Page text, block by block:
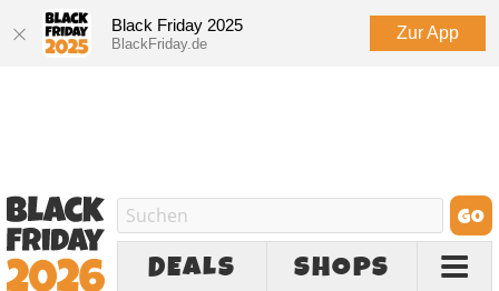
Black Friday 2025
BlackFriday.de
Zur App
DEALS SHOPS